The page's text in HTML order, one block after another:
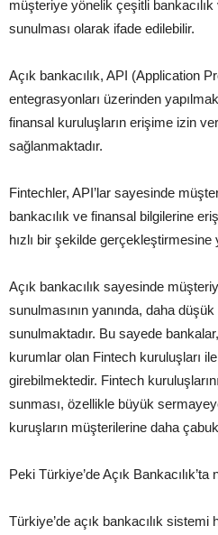
müşteriye yönelik çeşitli
sunulması olarak ifade edilebilir.
Açık bankacılık, API (Application
entegrasyonları üzerinden
finansal kuruluşların erişime izin
sağlanmaktadır.
Fintechler, API’lar sayesinde
bankacılık ve finansal bilgilerine
hızlı bir şekilde gerçekleştirmesine
Açık bankacılık sayesinde
sunulmasının yanında, daha
sunulmaktadır. Bu sayede
kurumlar olan Fintech kuruluşları
girebilmektedir. Fintech
sunması, özellikle büyük
kuruşların müşterilerine daha
Peki Türkiye’de Açık Bankacılık’ta
Türkiye’de açık bankacılık